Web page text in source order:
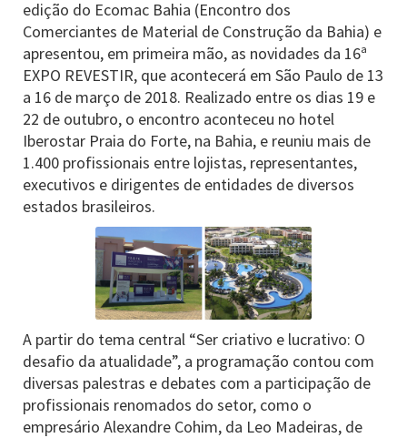
edição do Ecomac Bahia (Encontro dos
Comerciantes de Material de Construção da Bahia) e
apresentou, em primeira mão, as novidades da 16ª
EXPO REVESTIR, que acontecerá em São Paulo de 13
a 16 de março de 2018. Realizado entre os dias 19 e
22 de outubro, o encontro aconteceu no hotel
Iberostar Praia do Forte, na Bahia, e reuniu mais de
1.400 profissionais entre lojistas, representantes,
executivos e dirigentes de entidades de diversos
estados brasileiros.
A partir do tema central “Ser criativo e lucrativo: O
desafio da atualidade”, a programação contou com
diversas palestras e debates com a participação de
profissionais renomados do setor, como o
empresário Alexandre Cohim, da Leo Madeiras, de